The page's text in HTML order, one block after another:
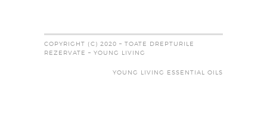
COPYRIGHT (C) 2020 – TOATE DREPTURILE
REZERVATE – YOUNG LIVING
YOUNG LIVING ESSENTIAL OILS